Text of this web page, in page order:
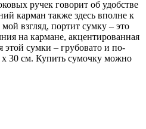
ручек говорит об удобстве
карман также здесь вполне к
взгляд, портит сумку – это
на кармане, акцентированная
сумки – грубовато и по-
30 см. Купить сумочку можно